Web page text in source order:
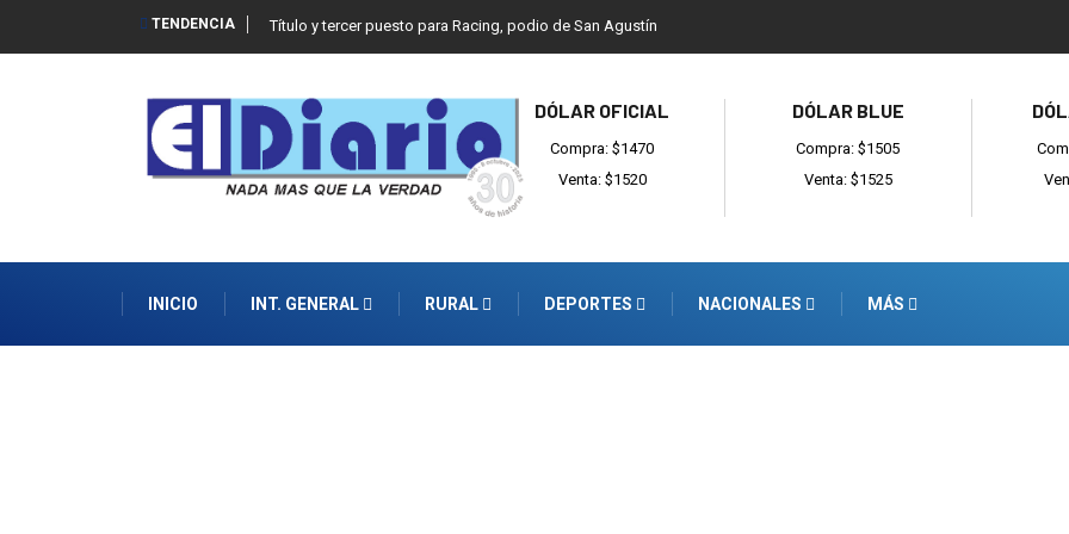
TENDENCIA Título y tercer puesto para Racing, podio de San Agustín
DÓLAR OFICIAL
Compra: $1470
Venta: $1520
DÓLAR BLUE
Compra: $1505
Venta: $1525
INICIO INT. GENERAL RURAL DEPORTES NACIONALES MÁS